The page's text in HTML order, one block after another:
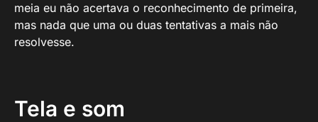
meia eu não acertava o reconhecimento de primeira,
mas nada que uma ou duas tentativas a mais não
resolvesse.
Tela e som